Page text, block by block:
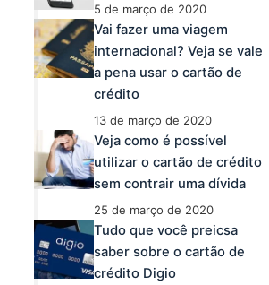
5 de março de 2020
Vai fazer uma viagem
internacional? Veja se vale
a pena usar o cartão de
crédito
13 de março de 2020
Veja como é possível
utilizar o cartão de crédito
sem contrair uma dívida
25 de março de 2020
Tudo que você preicsa
saber sobre o cartão de
crédito Digio